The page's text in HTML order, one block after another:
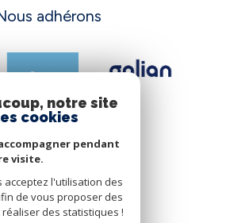
adhérons
notre site
cookies
pendant
visite.
acceptez l'utilisation des
de vous proposer des
des statistiques !